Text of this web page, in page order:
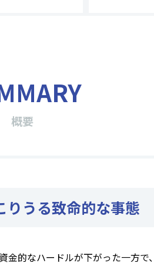
概要
りうる致命的な事態
金的なハードルが下がった一方で